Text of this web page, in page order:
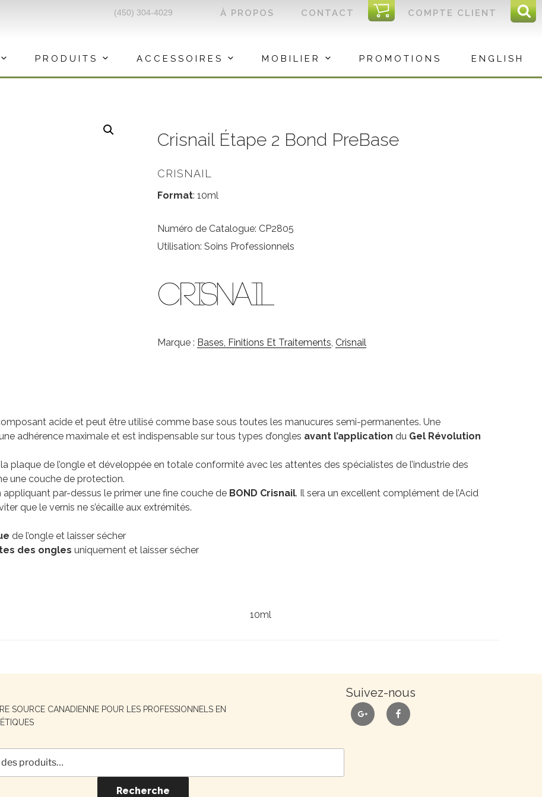
COMPTE CLIENT
I
C
CONTACT
À PROPOS
(450) 304-4029
PRODUITS ACCESSOIRES MOBILIER PROMOTIONS ENGLISH
Crisnail Étape 2 Bond PreBase
CRISNAIL
Format: 10ml
Numéro de Catalogue: CP2805
Utilisation: Soins Professionnels
Marque : Bases, Finitions Et Traitements, Crisnail
acide et peut être utilisé comme base sous toutes les manucures semi-permanentes. Une
adhérence maximale et est indispensable sur tous types d’ongles avant l’application du Gel Révolution
plaque de l’ongle et développée en totale conformité avec les attentes des spécialistes de l’industrie des
une couche de protection.
appliquant par-dessus le primer une fine couche de BOND Crisnail. Il sera un excellent complément de l’Acid
que le vernis ne s’écaille aux extrémités.
de l’ongle et laisser sécher
des ongles uniquement et laisser sécher
10ml
SOURCE CANADIENNE POUR LES PROFESSIONNELS EN
Suivez-nous
google facebook
Recherche